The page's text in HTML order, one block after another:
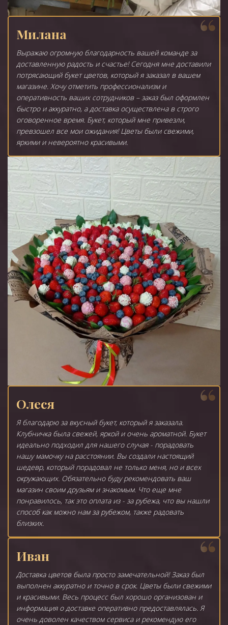
Милана
Выражаю огромную благодарность вашей команде за
доставленную радость и счастье! Сегодня мне доставили
потрясающий букет цветов, который я заказал в вашем
магазине. Хочу отметить профессионализм и
оперативность ваших сотрудников – заказ был оформлен
быстро и аккуратно, а доставка осуществлена в строго
оговоренное время. Букет, который мне привезли,
превзошел все мои ожидания! Цветы были свежими,
яркими и невероятно красивыми.
Олеся
Я благодарю за вкусный букет, который я заказала.
Клубничка была свежей, яркой и очень ароматной. Букет
идеально подходил для нашего случая - порадовать
нашу мамочку на расстоянии. Вы создали настоящий
шедевр, который порадовал не только меня, но и всех
окружающих. Обязательно буду рекомендовать ваш
магазин своим друзьям и знакомым. Что еще мне
понравилось, так это оплата из - за рубежа, что вы нашли
способ как можно нам за рубежом, также радовать
близких.
Иван
Доставка цветов была просто замечательной! Заказ был
выполнен аккуратно и точно в срок. Цветы были свежими
и красивыми. Весь процесс был хорошо организован и
информация о доставке оперативно предоставлялась. Я
очень доволен качеством сервиса и рекомендую его